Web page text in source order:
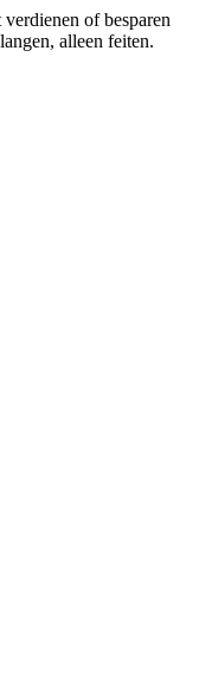
of besparen
alleen feiten.